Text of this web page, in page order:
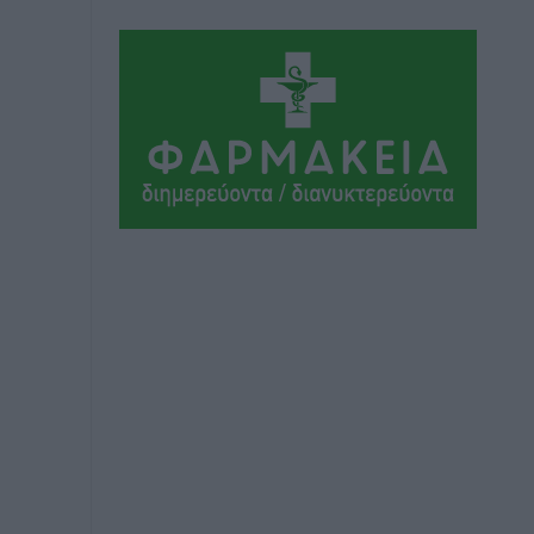
Συνελήφθη 37χρονη στη Ρόδο γιατί
είχε αφήσει τα τρία ανήλικα παιδιά της
χωρίς επιτήρηση
Τοπικές Ειδήσεις πριν 9 ώρες
Σταυρός Καλυθιών: Απέκτησε την